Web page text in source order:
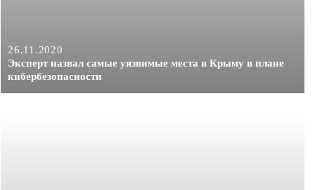
26.11.2020
Эксперт назвал самые уязвимые места в Крыму в плане
кибербезопасности